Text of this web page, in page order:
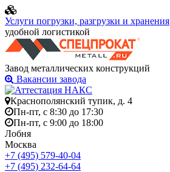
Услуги погрузки, разгрузки и хранения
удобной логистикой
Завод металлических конструкций
Вакансии завода
Краснополянский тупик, д. 4
Пн-пт, с 8:30 до 17:30
Пн-пт, с 9:00 до 18:00
Лобня
Москва
+7 (495) 579-40-04
+7 (495) 232-64-64